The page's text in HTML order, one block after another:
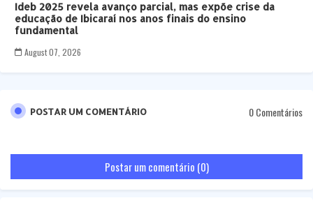
Ideb 2025 revela avanço parcial, mas expõe crise da
educação de Ibicaraí nos anos finais do ensino
fundamental
August 07, 2026
POSTAR UM COMENTÁRIO 0 Comentários
Postar um comentário (0)